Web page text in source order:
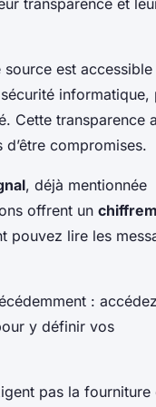
transparence et
est accessible
informatique,
Cette transparence
compromises.
, déjà mentionnée
offrent un
pouvez lire les
:
y définir vos
pas la fourniture